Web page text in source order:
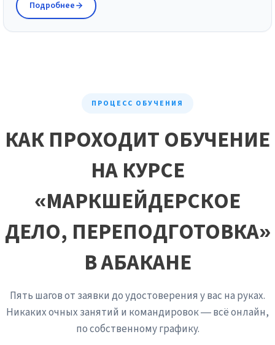
Подробнее
ПРОЦЕСС ОБУЧЕНИЯ
КАК ПРОХОДИТ ОБУЧЕНИЕ
НА КУРСЕ
«МАРКШЕЙДЕРСКОЕ
ДЕЛО, ПЕРЕПОДГОТОВКА»
В АБАКАНЕ
Пять шагов от заявки до удостоверения у вас на руках.
Никаких очных занятий и командировок — всё онлайн,
по собственному графику.